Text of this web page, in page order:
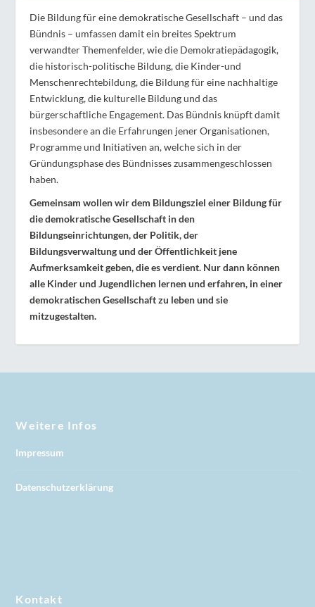
Die Bildung für eine demokratische Gesellschaft – und das
Bündnis – umfassen damit ein breites Spektrum
verwandter Themenfelder, wie die Demokratiepädagogik,
die historisch-politische Bildung, die Kinder-und
Menschenrechtebildung, die Bildung für eine nachhaltige
Entwicklung, die kulturelle Bildung und das
bürgerschaftliche Engagement. Das Bündnis knüpft damit
insbesondere an die Erfahrungen jener Organisationen,
Programme und Initiativen an, welche sich in der
Gründungsphase des Bündnisses zusammengeschlossen
haben.
Gemeinsam wollen wir dem Bildungsziel einer Bildung für
die demokratische Gesellschaft in den
Bildungseinrichtungen, der Politik, der
Bildungsverwaltung und der Öffentlichkeit jene
Aufmerksamkeit geben, die es verdient. Nur dann können
alle Kinder und Jugendlichen lernen und erfahren, in einer
demokratischen Gesellschaft zu leben und sie
mitzugestalten.
Weitere Infos
Impressum
Datenschutzerklärung
Kontakt